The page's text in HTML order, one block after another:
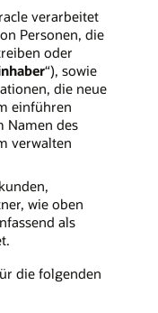
verarbeitet
Personen, die
oder
“), sowie
die neue
einführen
Namen des
verwalten
wie oben
als
die folgenden